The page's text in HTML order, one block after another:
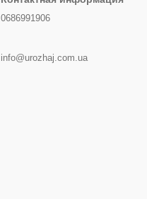
0686991906
info@urozhaj.com.ua